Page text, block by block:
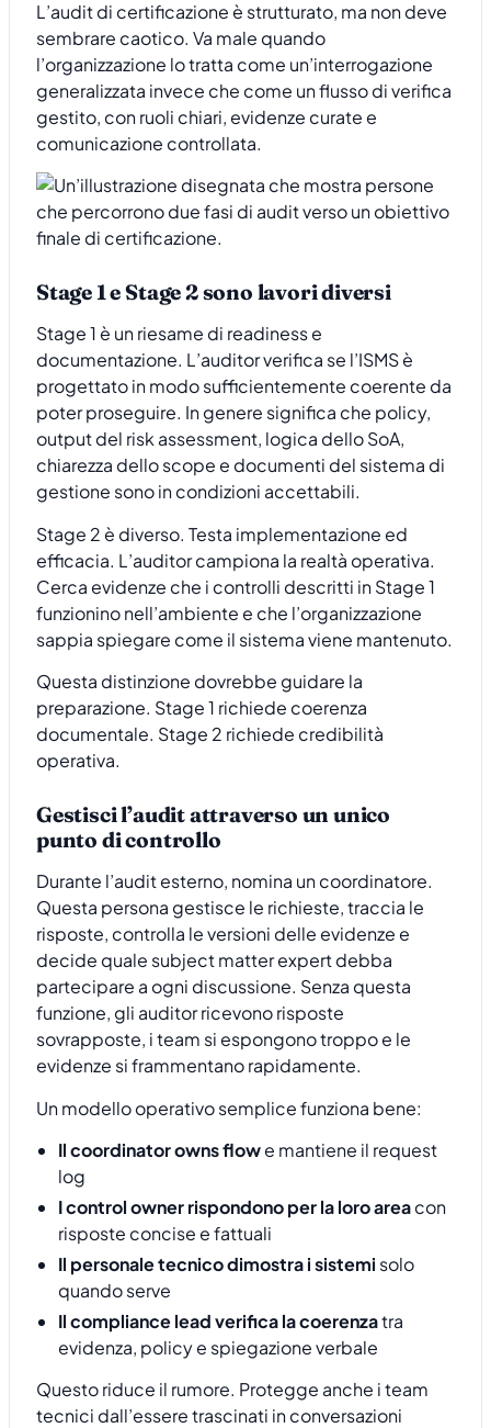
L’audit di certificazione è strutturato, ma non deve
sembrare caotico. Va male quando
l’organizzazione lo tratta come un’interrogazione
generalizzata invece che come un flusso di verifica
gestito, con ruoli chiari, evidenze curate e
comunicazione controllata.
Stage 1 e Stage 2 sono lavori diversi
Stage 1 è un riesame di readiness e
documentazione. L’auditor verifica se l’ISMS è
progettato in modo sufficientemente coerente da
poter proseguire. In genere significa che policy,
output del risk assessment, logica dello SoA,
chiarezza dello scope e documenti del sistema di
gestione sono in condizioni accettabili.
Stage 2 è diverso. Testa implementazione ed
efficacia. L’auditor campiona la realtà operativa.
Cerca evidenze che i controlli descritti in Stage 1
funzionino nell’ambiente e che l’organizzazione
sappia spiegare come il sistema viene mantenuto.
Questa distinzione dovrebbe guidare la
preparazione. Stage 1 richiede coerenza
documentale. Stage 2 richiede credibilità
operativa.
Gestisci l’audit attraverso un unico
punto di controllo
Durante l’audit esterno, nomina un coordinatore.
Questa persona gestisce le richieste, traccia le
risposte, controlla le versioni delle evidenze e
decide quale subject matter expert debba
partecipare a ogni discussione. Senza questa
funzione, gli auditor ricevono risposte
sovrapposte, i team si espongono troppo e le
evidenze si frammentano rapidamente.
Un modello operativo semplice funziona bene:
Il coordinator owns flowe mantiene il request
log
I control owner rispondono per la loro areacon
risposte concise e fattuali
Il personale tecnico dimostra i sistemi solo
quando serve
Il compliance lead verifica la coerenzatra
evidenza, policy e spiegazione verbale
Questo riduce il rumore. Protegge anche i team
tecnici dall’essere trascinati in conversazioni